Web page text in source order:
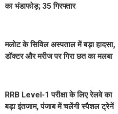
का भंडाफोड़; 35 गिरफ्तार
मलोट के सिविल अस्पताल में बड़ा हादसा,
डॉक्टर और मरीज पर गिरा छत का मलबा
RRB Level-1 परीक्षा के लिए रेलवे का
बड़ा इंतजाम, पंजाब में चलेंगी स्पैशल ट्रेनें